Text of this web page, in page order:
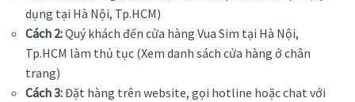
dụng tại Hà Nội, Tp.HCM)
Cách 2:Quý khách đến cửa hàng Vua Sim tại Hà Nội,
Tp.HCM làm thủ tục (Xem danh sách cửa hàng ở chân
trang)
Cách 3:Đặt hàng trên website, gọi hotline hoặc chat với